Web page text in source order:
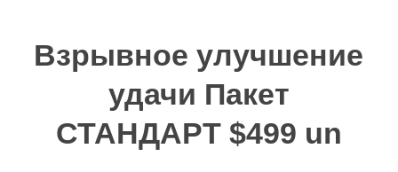
Взрывное улучшение
удачи Пакет
СТАНДАРТ $499 un